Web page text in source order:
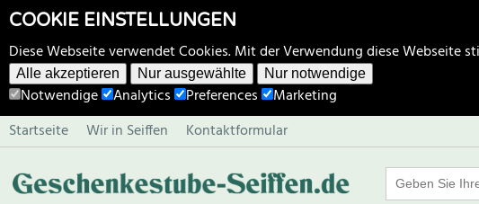
COOKIE EINSTELLUNGEN
Diese Webseite verwendet Cookies. Mit der Verwendung diese Webseite
Alle akzeptieren Nur ausgewählte Nur notwendige
Notwendige Analytics Preferences
Marketing
Startseite
Wir in Seiffen Kontaktformular